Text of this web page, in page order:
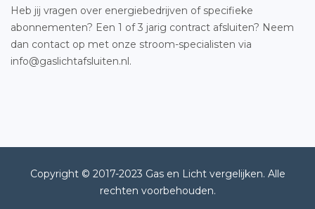
Heb jij vragen over energiebedrijven of specifieke
abonnementen? Een 1 of 3 jarig contract afsluiten? Neem
dan contact op met onze stroom-specialisten via
info@gaslichtafsluiten.nl.
Copyright © 2017-2023 Gas en Licht vergelijken. Alle
rechten voorbehouden.